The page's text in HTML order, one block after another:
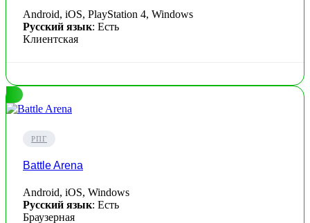
Android, iOS, PlayStation 4, Windows
Русский язык: Есть
Клиентская
РПГ
Battle Arena
Android, iOS, Windows
Русский язык: Есть
Браузерная